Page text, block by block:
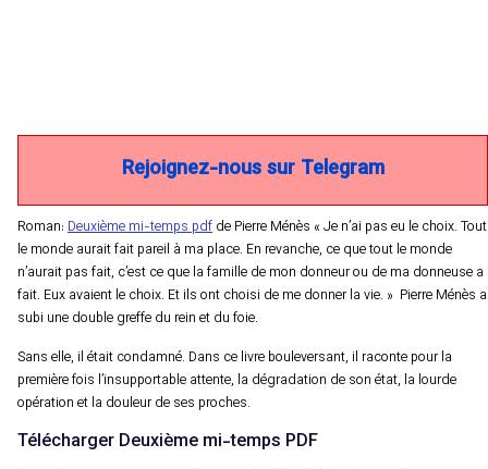
Rejoignez-nous sur Telegram
Roman: Deuxième mi-temps pdf de Pierre Ménès « Je n’ai pas eu le choix. Tout
le monde aurait fait pareil à ma place. En revanche, ce que tout le monde
n’aurait pas fait, c’est ce que la famille de mon donneur ou de ma donneuse a
fait. Eux avaient le choix. Et ils ont choisi de me donner la vie. » Pierre Ménès a
subi une double greffe du rein et du foie.
Sans elle, il était condamné. Dans ce livre bouleversant, il raconte pour la
première fois l’insupportable attente, la dégradation de son état, la lourde
opération et la douleur de ses proches.
Télécharger Deuxième mi-temps PDF